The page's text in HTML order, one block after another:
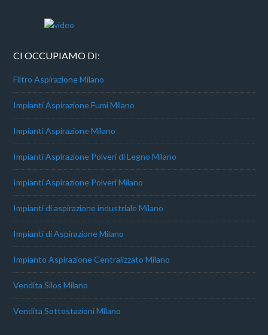
CI OCCUPIAMO DI:
Filtro Aspirazione Milano
Impianti Aspirazione Fumi Milano
Impianti Aspirazione Milano
Impianti Aspirazione Polveri di Legno Milano
Impianti Aspirazione Polveri Milano
Impianti di aspirazione industriale Milano
Impianti di Aspirazione Milano
Impianto Aspirazione Centralizzato Milano
Vendita Silos Milano
Vendita Sottostazioni Milano